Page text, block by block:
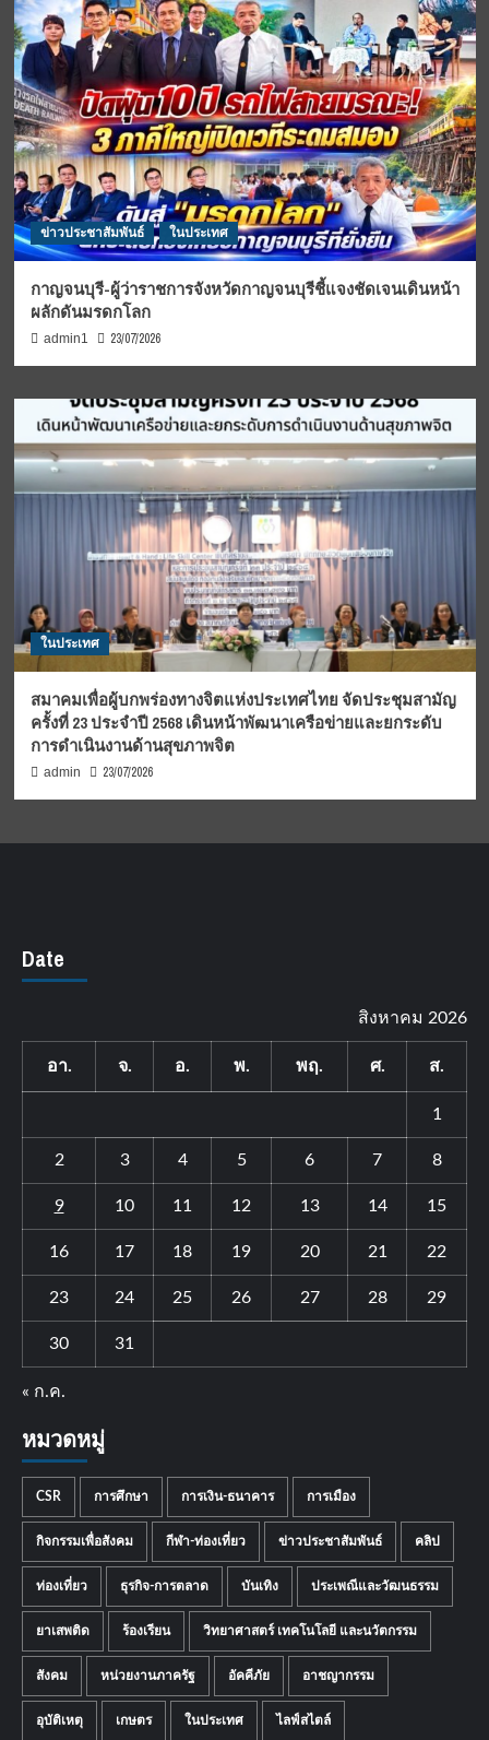
ข่าวประชาสัมพันธ์ ในประเทศ
กาญจนบุรี-ผู้ว่าราชการจังหวัดกาญจนบุรีชี้แจงชัดเจนเดินหน้า
ผลักดันมรดกโลก
admin1 23/07/2026
ในประเทศ
สมาคมเพื่อผู้บกพร่องทางจิตแห่งประเทศไทย จัดประชุมสามัญ
ครั้งที่ 23 ประจำปี 2568 เดินหน้าพัฒนาเครือข่ายและยกระดับ
การดำเนินงานด้านสุขภาพจิต
admin 23/07/2026
Date
สิงหาคม 2026
อา. จ. อ. พ. พฤ. ศ. ส.
1
2 3 4 5 6 7 8
9 10 11 12 13 14 15
16 17 18 19 20 21 22
23 24 25 26 27 28 29
30 31
« ก.ค.
หมวดหมู่
CSR การศึกษา การเงิน-ธนาคาร การเมือง
กิจกรรมเพื่อสังคม กีฬา-ท่องเที่ยว ข่าวประชาสัมพันธ์ คลิป
ท่องเที่ยว ธุรกิจ-การตลาด บันเทิง ประเพณีและวัฒนธรรม
ยาเสพติด ร้องเรียน วิทยาศาสตร์ เทคโนโลยี และนวัตกรรม
สังคม หน่วยงานภาครัฐ อัคคีภัย อาชญากรรม
อุบัติเหตุ เกษตร ในประเทศ ไลฟ์สไตล์